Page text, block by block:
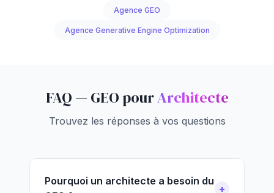
Agence GEO
Agence Generative Engine Optimization
FAQ — GEO pourArchitecte
Trouvez les réponses à vos questions
Pourquoi un architecte a besoin du